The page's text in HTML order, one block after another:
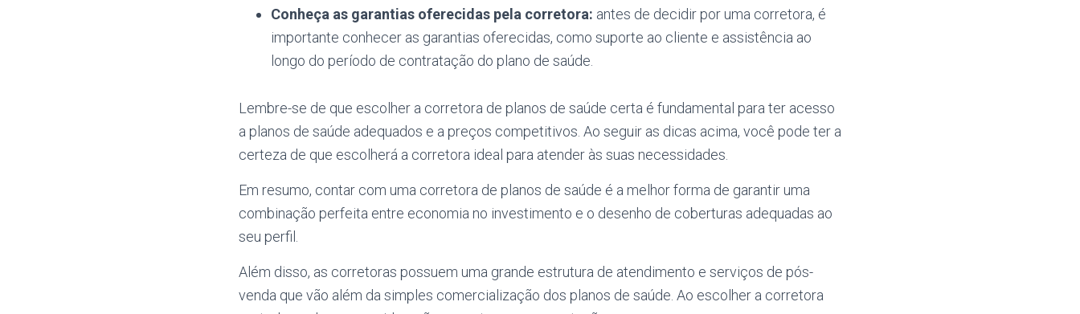
Conheça as garantias oferecidas pela corretora: antes de decidir por uma corretora, é
importante conhecer as garantias oferecidas, como suporte ao cliente e assistência ao
longo do período de contratação do plano de saúde.
Lembre-se de que escolher a corretora de planos de saúde certa é fundamental para ter acesso
a planos de saúde adequados e a preços competitivos. Ao seguir as dicas acima, você pode ter a
certeza de que escolherá a corretora ideal para atender às suas necessidades.
Em resumo, contar com uma corretora de planos de saúde é a melhor forma de garantir uma
combinação perfeita entre economia no investimento e o desenho de coberturas adequadas ao
seu perfil.
Além disso, as corretoras possuem uma grande estrutura de atendimento e serviços de pós-
venda que vão além da simples comercialização dos planos de saúde. Ao escolher a corretora